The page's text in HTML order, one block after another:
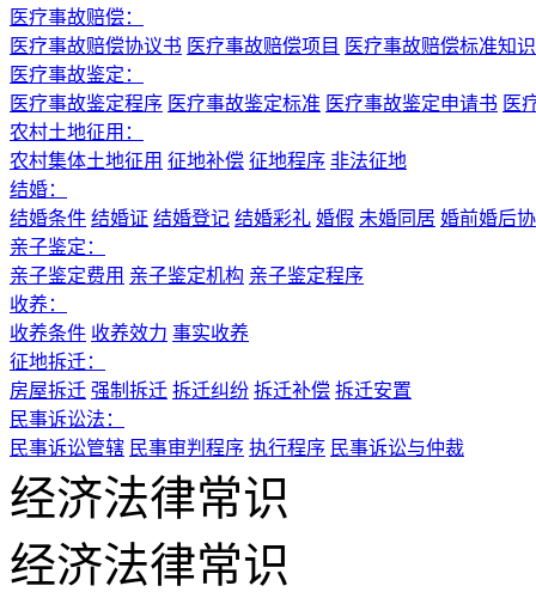
医疗事故赔偿：
医疗事故赔偿协议书 医疗事故赔偿项目 医疗事故赔偿标准知识
医疗事故鉴定：
医疗事故鉴定程序 医疗事故鉴定标准 医疗事故鉴定申请书 医
农村土地征用：
农村集体土地征用 征地补偿 征地程序 非法征地
结婚：
结婚条件 结婚证 结婚登记 结婚彩礼 婚假 未婚同居 婚前婚后
亲子鉴定：
亲子鉴定费用 亲子鉴定机构 亲子鉴定程序
收养：
收养条件 收养效力 事实收养
征地拆迁：
房屋拆迁 强制拆迁 拆迁纠纷 拆迁补偿 拆迁安置
民事诉讼法：
民事诉讼管辖 民事审判程序 执行程序 民事诉讼与仲裁
经济法律常识
经济法律常识